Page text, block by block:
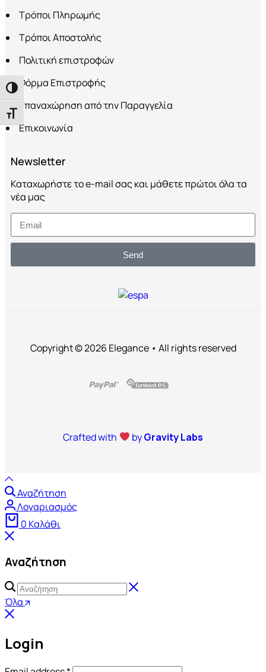
Εναλλαγή Υψηλής Αντίθεσης
Εναλλαγή Μεγέθους Γραμμάτων
Τρόποι Πληρωμής
Τρόποι Αποστολής
Πολιτική επιστροφών
Φόρμα Επιστροφής
Υπαναχώρηση από την Παραγγελία
Επικοινωνία
Newsletter
Καταχωρήστε το e-mail σας και μάθετε πρώτοι όλα τα
νέα μας
Send
Copyright © 2026 Elegance • All rights reserved
Crafted with byGravity Labs
Αναζήτηση
Λογαριασμός
0 Καλάθι
Αναζήτηση
Όλα
Login